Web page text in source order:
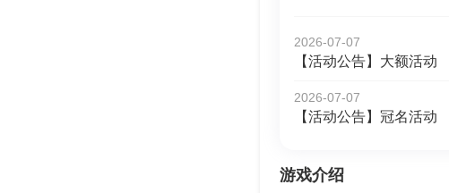
2026-07-07
【活动公告】大额活动
2026-07-07
【活动公告】冠名活动
游戏介绍